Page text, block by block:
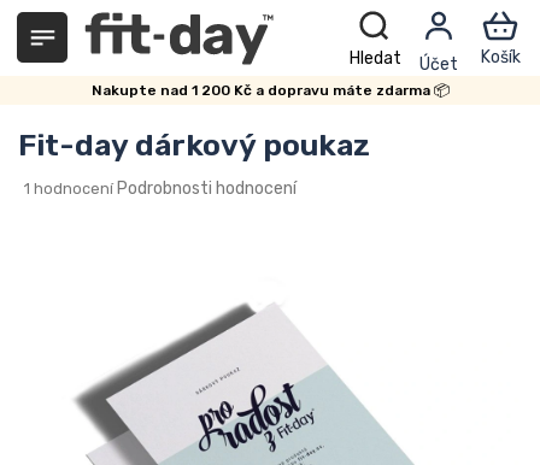
Přejít
obsah
Nakupte nad 1 200 Kč a dopravu máte zdarma 📦
Fit-day dárkový poukaz
Průměrné
1 hodnocení Podrobnosti hodnocení